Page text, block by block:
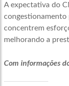
A expectativa do
congestionamento
concentrem
melhorando a
Com informações